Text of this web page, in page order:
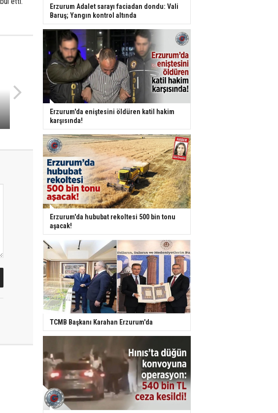
Erzurum Adalet sarayı faciadan dondu: Vali
Baruş; Yangın kontrol altında
Erzurum'da eniştesini öldüren katil hakim
karşısında!
Erzurum'da hububat rekoltesi 500 bin tonu
aşacak!
TCMB Başkanı Karahan Erzurum'da